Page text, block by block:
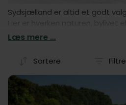
Sydsjælland er altid et godt
Her er hverken naturen, bylivet
langt væk, og det er således let
udgangspunkt for jeres
Læs mere ...
Sortere Filtre